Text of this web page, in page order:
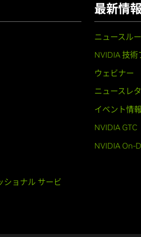
ショナル サービ
最新情
ニュースル
NVIDIA 技術
ウェビナー
ニュースレ
イベント情報
NVIDIA GTC
NVIDIA On-